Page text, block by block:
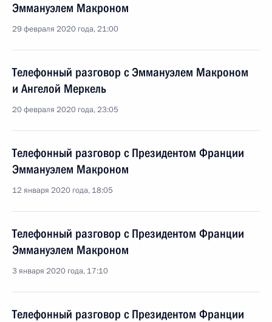
Эммануэлем Макроном
29 февраля 2020 года, 21:00
Телефонный разговор с Эммануэлем Макроном
и Ангелой Меркель
20 февраля 2020 года, 23:05
Телефонный разговор с Президентом Франции
Эммануэлем Макроном
12 января 2020 года, 18:05
Телефонный разговор с Президентом Франции
Эммануэлем Макроном
3 января 2020 года, 17:10
Телефонный разговор с Президентом Франции